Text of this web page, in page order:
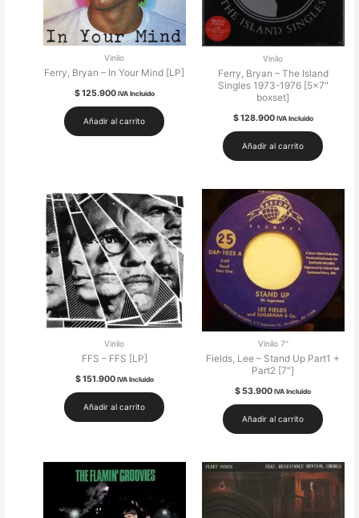
Vinilo
Ferry, Bryan – In Your Mind [LP]
$125.900 IVA Incluido
Añadir al carrito
Vinilo
Ferry, Bryan – The Island
Singles 1973-1976 [5×7″
boxset]
$128.900 IVA Incluido
Añadir al carrito
Vinilo
FFS – FFS [LP]
$151.900 IVA Incluido
Añadir al carrito
Vinilo 7"
Fields, Lee – Stand Up Part1 +
Part2 [7″]
$53.900 IVA Incluido
Añadir al carrito